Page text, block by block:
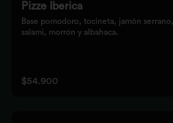
Pizze Iberica
Base pomodoro, tocineta, jamón serrano,
salami, morrón y albahaca.
$54.900